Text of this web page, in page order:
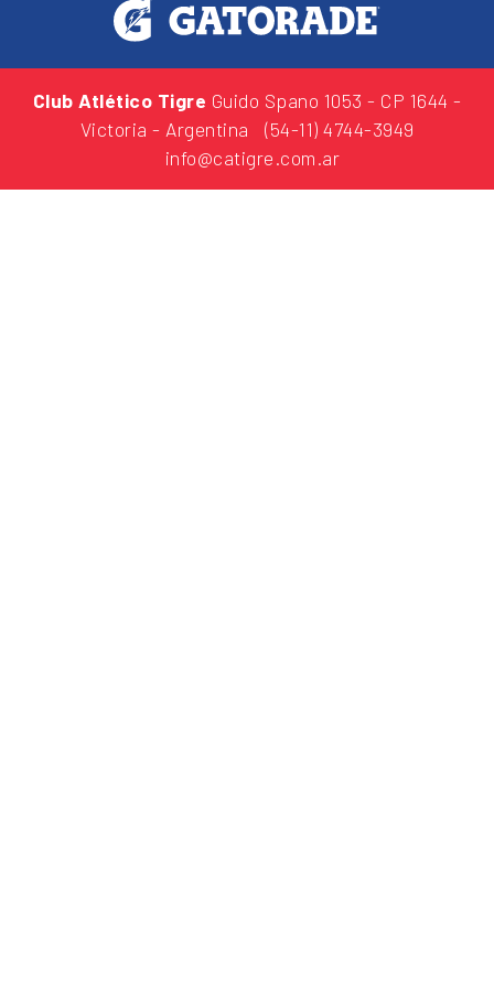
Club Atlético Tigre Guido Spano 1053 - CP 1644 -
Victoria - Argentina
(54-11) 4744-3949
info@catigre.com.ar